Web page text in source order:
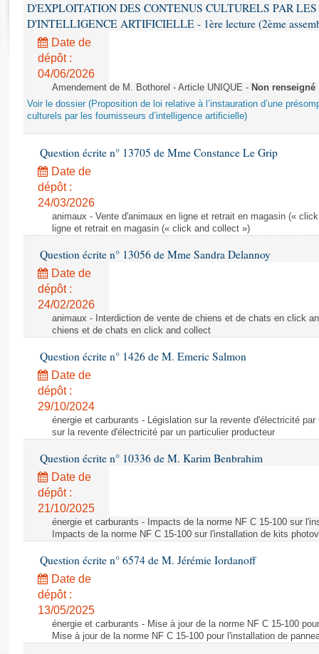
Rapports législatifs
Rapports sur l'application des lois
Baromètre de l’application des lois
Budget et sécurité sociale
Questions écrites et orales
Comptes rendus des débats
D'EXPLOITATION DES CONTENUS CULTURELS PAR LES
D'INTELLIGENCE ARTIFICIELLE - 1ère lecture (2ème
Date de
dépôt :
04/06/2026
Amendement de M. Bothorel - Article UNIQUE - Non renseigné
Voir le dossier (Proposition de loi relative à l’instauration d’une
culturels par les fournisseurs d’intelligence artificielle)
Question écrite n° 13705 de Mme Constance Le Grip
Date de
dépôt :
24/03/2026
animaux - Vente d'animaux en ligne et retrait en magasin («
ligne et retrait en magasin (« click and collect »)
Question écrite n° 13056 de Mme Sandra Delannoy
Date de
dépôt :
24/02/2026
animaux - Interdiction de vente de chiens et de chats en click
chiens et de chats en click and collect
Question écrite n° 1426 de M. Emeric Salmon
Date de
dépôt :
29/10/2024
énergie et carburants - Législation sur la revente d'électricité
sur la revente d'électricité par un particulier producteur
Question écrite n° 10336 de M. Karim Benbrahim
Date de
dépôt :
21/10/2025
énergie et carburants - Impacts de la norme NF C 15-100 sur
Impacts de la norme NF C 15-100 sur l'installation de kits
Question écrite n° 6574 de M. Jérémie Iordanoff
Date de
dépôt :
13/05/2025
énergie et carburants - Mise à jour de la norme NF C 15-100
Mise à jour de la norme NF C 15-100 pour l'installation de